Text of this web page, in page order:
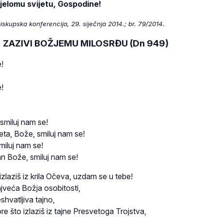
svijetu, Gospodine!
konferencija, 29. siječnja 2014.; br. 79/2014.
ZAZIVI BOŽJEMU MILOSRĐU (Dn 949)
nam se!
Bože, smiluj nam se!
nam se!
Bože, smiluj nam se!
iz krila Očeva, uzdam se u tebe!
Božja osobitosti,
tajno,
što izlaziš iz tajne Presvetoga Trojstva,